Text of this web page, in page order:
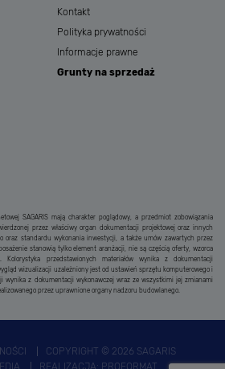
Kontakt
Polityka prywatności
Informacje prawne
Grunty na sprzedaż
SAGARIS mają charakter poglądowy, a przedmiot zobowiązania
przez właściwy organ dokumentacji projektowej oraz innych
oraz standardu wykonania inwestycji, a także umów zawartych przez
stanowią tylko element aranżacji, nie są częścią oferty, wzorca
przedstawionych materiałów wynika z dokumentacji
wizualizacji uzależniony jest od ustawień sprzętu komputerowego i
wynika z dokumentacji wykonawczej wraz ze wszystkimi jej zmianami
przez uprawnione organy nadzoru budowlanego.
COPYRIGHT © 2026 SAGARIS
REALIZACJA: PROFORMAT